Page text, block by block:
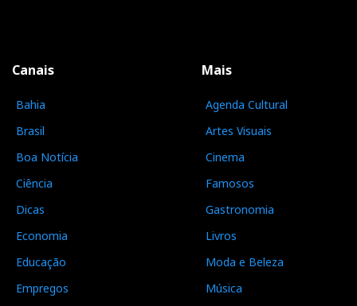
Canais
Bahia
Brasil
Boa Notícia
Ciência
Dicas
Economia
Educação
Empregos
Mais
Agenda Cultural
Artes Visuais
Cinema
Famosos
Gastronomia
Livros
Moda e Beleza
Música